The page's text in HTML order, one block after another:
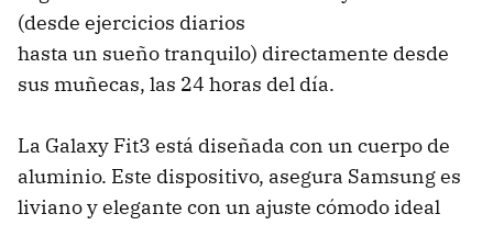
(desde ejercicios diarios
hasta un sueño tranquilo) directamente desde
sus muñecas, las 24 horas del día.
La Galaxy Fit3 está diseñada con un cuerpo de
aluminio. Este dispositivo, asegura Samsung es
liviano y elegante con un ajuste cómodo ideal